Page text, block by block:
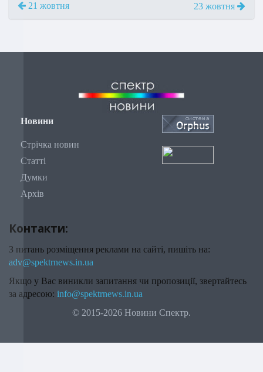
21 жовтня 23 жовтня
Новини
Стрічка новин
Статті
Думки
Архів
Контакти:
З питань розміщення реклами на сайті, пишіть на:
adv@spektrnews.in.ua
Якщо у Вас виникли запитання чи пропозиції, звертайтесь
за адресою: info@spektrnews.in.ua
© 2015-2026 Новини Спектр.